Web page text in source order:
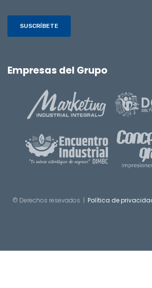
SUSCRÍBETE
Empresas del Grupo
© Derechos resevados | Política de